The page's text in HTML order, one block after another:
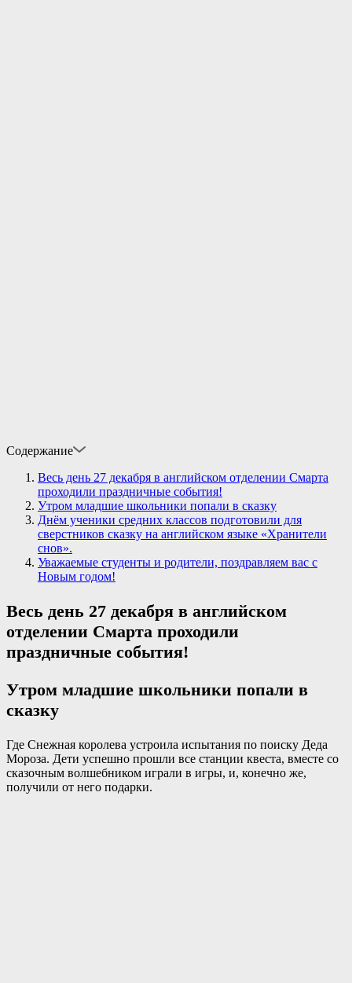
Содержание
Весь день 27 декабря в английском отделении Смарта
проходили праздничные события!
Утром младшие школьники попали в сказку
Днём ученики средних классов подготовили для
сверстников сказку на английском языке «Хранители
снов».
Уважаемые студенты и родители, поздравляем вас с
Новым годом!
Весь день 27 декабря в английском
отделении Смарта проходили
праздничные события!
Утром младшие школьники попали в
сказку
Где Снежная королева устроила испытания по поиску Деда
Мороза. Дети успешно прошли все станции квеста, вместе со
сказочным волшебником играли в игры, и, конечно же,
получили от него подарки.